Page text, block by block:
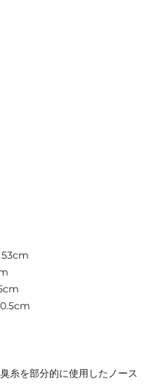
53cm
糸を部分的に使用したノース